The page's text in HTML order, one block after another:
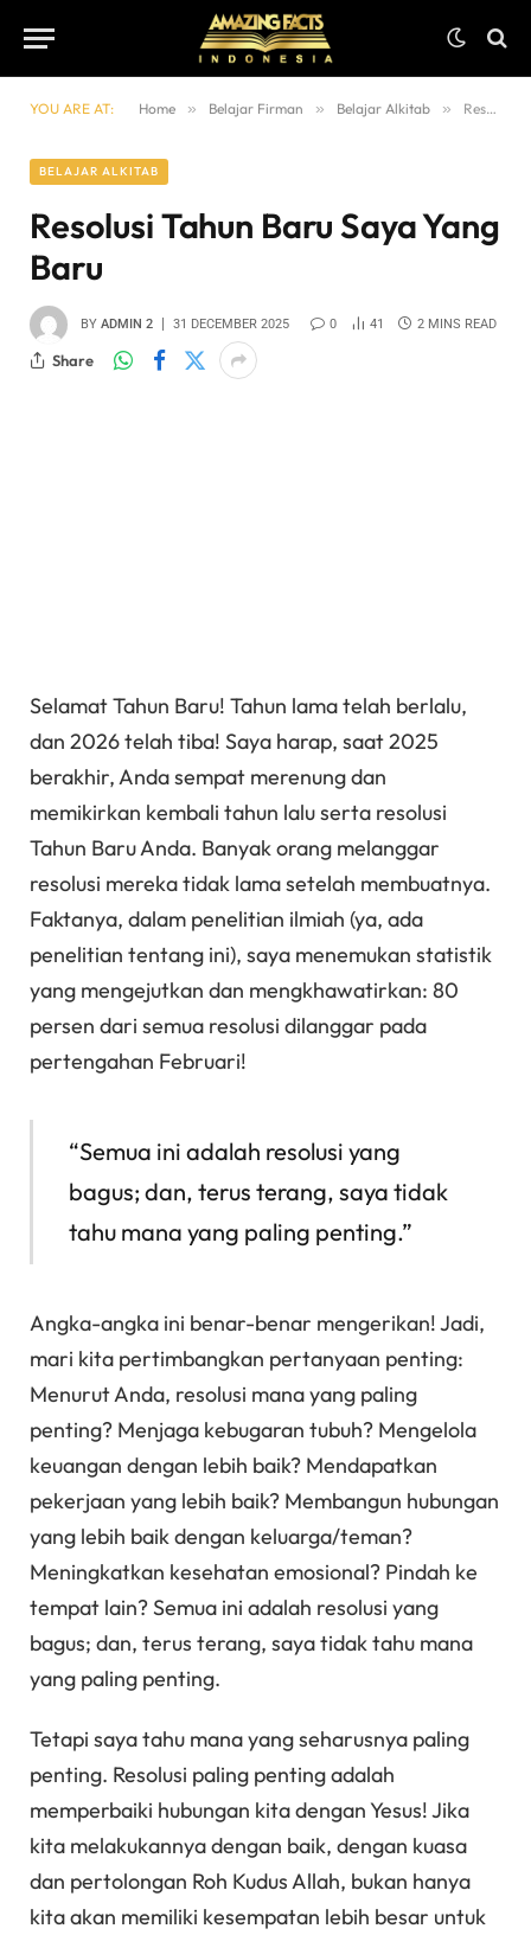
YOU ARE AT: Home » Belajar Firman » Belajar Alkitab » Resolusi Tahun Baru Saya yang Baru
BELAJAR ALKITAB
Resolusi Tahun Baru Saya Yang
Baru
BY ADMIN 2 31 DECEMBER 2025 0 41 2 MINS READ
Share
Selamat Tahun Baru! Tahun lama telah berlalu,
dan 2026 telah tiba! Saya harap, saat 2025
berakhir, Anda sempat merenung dan
memikirkan kembali tahun lalu serta resolusi
Tahun Baru Anda. Banyak orang melanggar
resolusi mereka tidak lama setelah membuatnya.
Faktanya, dalam penelitian ilmiah (ya, ada
penelitian tentang ini), saya menemukan statistik
yang mengejutkan dan mengkhawatirkan: 80
persen dari semua resolusi dilanggar pada
pertengahan Februari!
“Semua ini adalah resolusi yang
bagus; dan, terus terang, saya tidak
tahu mana yang paling penting.”
Angka-angka ini benar-benar mengerikan! Jadi,
mari kita pertimbangkan pertanyaan penting:
Menurut Anda, resolusi mana yang paling
penting? Menjaga kebugaran tubuh? Mengelola
keuangan dengan lebih baik? Mendapatkan
pekerjaan yang lebih baik? Membangun hubungan
yang lebih baik dengan keluarga/teman?
Meningkatkan kesehatan emosional? Pindah ke
tempat lain? Semua ini adalah resolusi yang
bagus; dan, terus terang, saya tidak tahu mana
yang paling penting.
Tetapi saya tahu mana yang seharusnya paling
penting. Resolusi paling penting adalah
memperbaiki hubungan kita dengan Yesus! Jika
kita melakukannya dengan baik, dengan kuasa
dan pertolongan Roh Kudus Allah, bukan hanya
kita akan memiliki kesempatan lebih besar untuk